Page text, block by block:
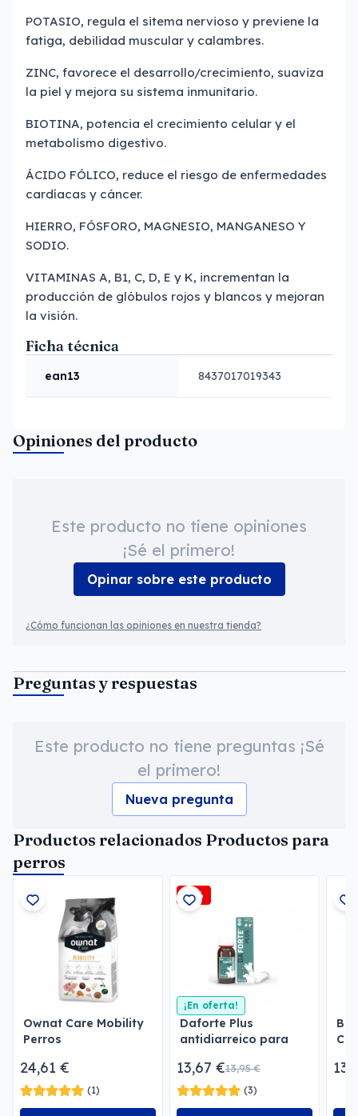
POTASIO, regula el sitema nervioso y previene la
fatiga, debilidad muscular y calambres.
ZINC, favorece el desarrollo/crecimiento, suaviza
la piel y mejora su sistema inmunitario.
BIOTINA, potencia el crecimiento celular y el
metabolismo digestivo.
ÁCIDO FÓLICO, reduce el riesgo de enfermedades
cardíacas y cáncer.
HIERRO, FÓSFORO, MAGNESIO, MANGANESO Y
SODIO.
VITAMINAS A, B1, C, D, E y K, incrementan la
producción de glóbulos rojos y blancos y mejoran
la visión.
Ficha técnica
ean13 8437017019343
Opiniones del producto
Este producto no tiene opiniones
¡Sé el primero!
Opinar sobre este producto
¿Cómo funcionan las opiniones en nuestra tienda?
Preguntas y respuestas
Este producto no tiene preguntas ¡Sé
el primero!
Nueva pregunta
Productos relacionados Productos para
perros
Ownat Care Mobility
Perros
24,61 €
(1)
-2%
¡En oferta!
Daforte Plus
antidiarreico para
13,67 €13,95 €
(3)